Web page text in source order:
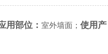
用部位：室外墙面；使用产